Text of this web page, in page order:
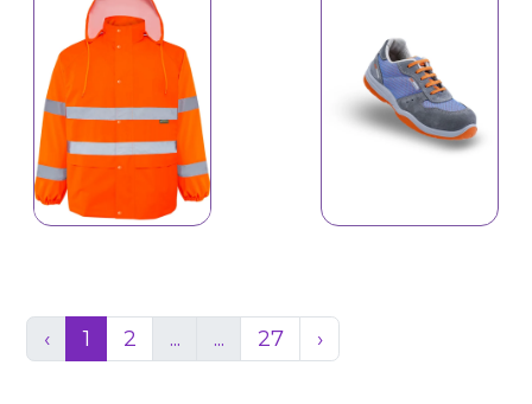
İş Ayaqqabısı 12-S1P
‹ 1 2 ... ... 27 ›